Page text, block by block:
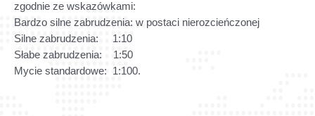
zgodnie ze wskazówkami:
Bardzo silne zabrudzenia: w postaci nierozcieńczonej
Silne zabrudzenia: 1:10
Słabe zabrudzenia: 1:50
Mycie standardowe: 1:100.